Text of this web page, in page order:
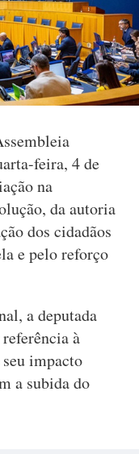
feira, 4 de
na
da autoria
dos cidadãos
e pelo reforço
a deputada
à
impacto
a subida do